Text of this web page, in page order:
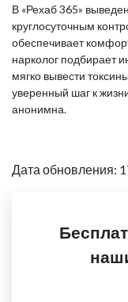
В «Рехаб 365»
круглосуточным
обеспечивает
нарколог подбирает
мягко вывести
уверенный шаг к
анонимна.
Дата обновления: